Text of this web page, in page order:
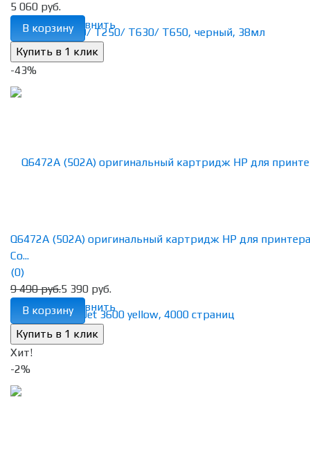
избранное сравнить
5 060 руб.
В корзину
-43%
избранное сравнить
Q6472A (502A) оригинальный картридж HP для
Co...
(0)
9 490 руб.5 390 руб.
В корзину
Хит!
-2%